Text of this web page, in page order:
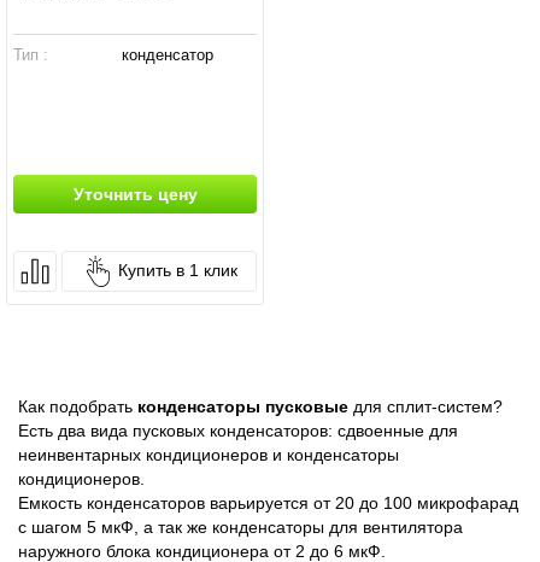
Тип : конденсатор
Уточнить цену
Купить в 1 клик
Как подобрать конденсаторы пусковые для сплит-систем?
Есть два вида пусковых конденсаторов: сдвоенные для
неинвентарных кондиционеров и конденсаторы
кондиционеров.
Емкость конденсаторов варьируется от 20 до 100 микрофарад
с шагом 5 мкФ, а так же конденсаторы для вентилятора
наружного блока кондиционера от 2 до 6 мкФ.